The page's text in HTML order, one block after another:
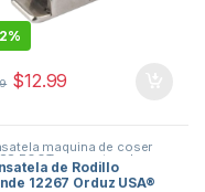
$12.99
maquina de coser
FOOT, repuestos de
de coser
de Rodillo
12267 Orduz USA®